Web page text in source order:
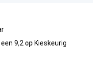
9,2 op Kieskeurig